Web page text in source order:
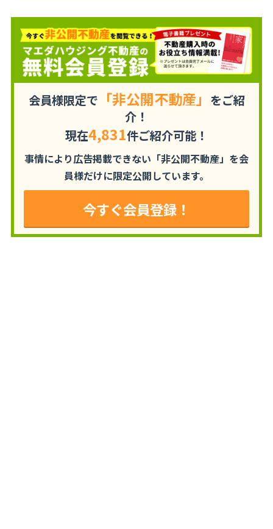
会員様限定で 「非公開不動産」 をご紹
介！
現在4,831件ご紹介可能！
事情により広告掲載できない「非公開不動産」を会
員様だけに限定公開しています。
今すぐ会員登録！